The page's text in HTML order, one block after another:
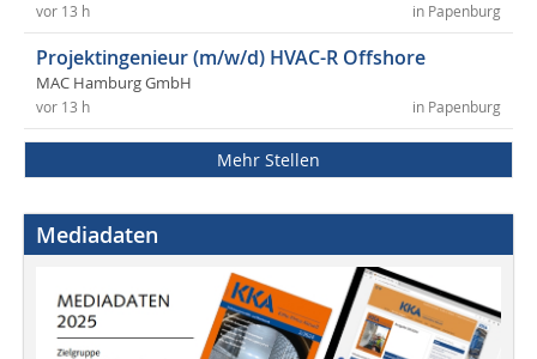
in Papenburg
vor 13 h
Projektingenieur (m/w/d) HVAC-R Offshore
MAC Hamburg GmbH
in Papenburg
vor 13 h
Mehr Stellen
Mediadaten